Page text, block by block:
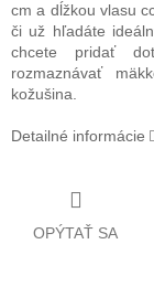
cm a dĺžkou vlasu
či už hľadáte
chcete pridať
rozmaznávať
kožušina.
Detailné informácie
OPÝTAŤ SA